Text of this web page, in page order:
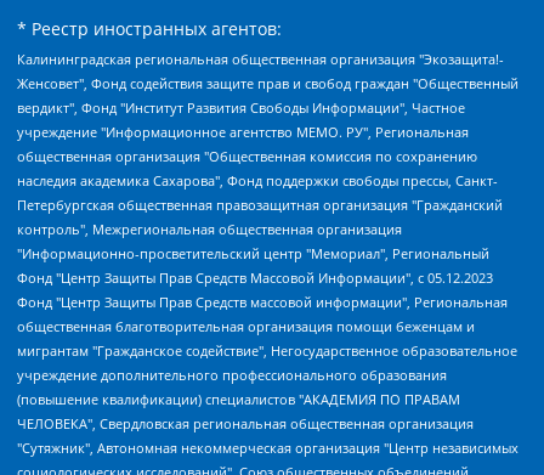
* Реестр иностранных агентов:
Калининградская региональная общественная организация "Экозащита!-Женсовет", Фонд содействия защите прав и свобод граждан "Общественный вердикт", Фонд "Институт Развития Свободы Информации", Частное учреждение "Информационное агентство МЕМО. РУ", Региональная общественная организация "Общественная комиссия по сохранению наследия академика Сахарова", Фонд поддержки свободы прессы, Санкт-Петербургская общественная правозащитная организация "Гражданский контроль", Межрегиональная общественная организация "Информационно-просветительский центр "Мемориал", Региональный Фонд "Центр Защиты Прав Средств Массовой Информации", с 05.12.2023 Фонд "Центр Защиты Прав Средств массовой информации", Региональная общественная благотворительная организация помощи беженцам и мигрантам "Гражданское содействие", Негосударственное образовательное учреждение дополнительного профессионального образования (повышение квалификации) специалистов "АКАДЕМИЯ ПО ПРАВАМ ЧЕЛОВЕКА", Свердловская региональная общественная организация "Сутяжник", Автономная некоммерческая организация "Центр независимых социологических исследований", Союз общественных объединений "Российский исследовательский центр по правам человека", Региональное общественное учреждение научно-информационный центр "МЕМОРИАЛ", Некоммерческая организация "Фонд защиты гласности", Автономная некоммерческая организация "Институт прав человека", Городская общественная организация "Екатеринбургское общество "МЕМОРИАЛ", Городская общественная организация "Рязанское историко-просветительское и правозащитное общество "Мемориал" (Рязанский Мемориал), Челябинский региональный орган общественной самодеятельности – женское общественное объединение "Женщины Евразии", Челябинский региональный орган общественной самодеятельности "Уральская правозащитная группа", Фонд содействия защите здоровья и социальной справедливости имени Андрея Рылькова, Автономная Некоммерческая Организация "Аналитический Центр Юрия Левады", Автономная некоммерческая организация социальной поддержки населения "Проект Апрель", Региональная общественная организация помощи женщинам и детям, находящимся в кризисной ситуации "Информационно-методический центр "Анна", Фонд содействия развитию массовых коммуникаций и правовому просвещению "Так-так-Так", Фонд содействия устойчивому развитию "Серебряная тайга", Свердловский региональный общественный фонд социальных проектов "Новое время", "Idel.Реалии", Кавказ.Реалии, Крым.Реалии, Телеканал Настоящее Время, Татаро-башкирская служба Радио Свобода (Azatliq Radiosi), Радио Свободная Европа/Радио Свобода (PCE/PC), "Сибирь.Реалии", "Фактограф", Благотворительный фонд помощи осужденным и их семьям, Автономная некоммерческая организация "Институт глобализации и социальных движений", Фонд "В защиту прав заключенных", Частное учреждение "Центр поддержки и содействия развитию средств массовой информации", Пензенский региональный общественный благотворительный фонд "Гражданский союз", "Север.Реалии", Некоммерческая организация Фонд "Правовая инициатива", Общество с ограниченной ответственностью "Радио Свободная Европа/Радио Свобода", Чешское информационное агентство "MEDIUM-ORIENT", Красноярская региональная общественная организация "Мы против СПИДа", Камалягин Денис Николаевич, Маркелов Сергей Евгеньевич, Пономарев Лев Александрович, Савицкая Людмила Алексеевна, Автономная некоммерческая организация "Центр по работе с проблемой насилия "НАСИЛИЮ.НЕТ", Межрегиональный профессиональный союз работников здравоохранения "Альянс врачей", Юридическое лицо, зарегистрированное в Латвийской Республике, SIA "Medusa Project" (регистрационный номер 40103797863, дата регистрации 10.06.2014), Некоммерческая организация "Фонд по борьбе с коррупцией", Автономная некоммерческая организация "Институт права и публичной политики", Баданин Роман Сергеевич, Гликин Максим Александрович, Железнова Мария Михайловна, Лукьянова Юлия Сергеевна, Маетная Елизавета Витальевна, Маняхин Петр Борисович, Чуракова Ольга Владимировна, Ярош Юлия Петровна, Юридическое лицо "The Insider SIA", зарегистрированное в Риге, Латвийская Республика (дата регистрации 26.06.2015), являющееся администратором доменного имени интернет-издания "The Insider SIA", https://theins.ru, Постернак Алексей Евгеньевич, Рубин Михаил Аркадьевич, Анин Роман Александрович, Юридическое лицо Istories fonds, зарегистрированное в Латвийской Республике (регистрационный номер 50008295751, дата регистрации 24.02.2020), Великовский Дмитрий Александрович, Долинина Ирина Николаевна, Мароховская Алеся Алексеевна, Шлейнов Роман Юрьевич, Шмагун Олеся Валентиновна, Общество с ограниченной ответственностью "Альтаир 2021", Общество с ограниченной ответственностью "Вега 2021", Общество с ограниченной ответственностью "Главный редактор 2021", Общество с ограниченной ответственностью "Ромашки монолит", Важенков Артем Валерьевич, Ивановская областная общественная организация "Центр гендерных исследований", Гурман Юрий Альбертович, Медиапроект "ОВД-Инфо", Егоров Владимир Владимирович, Жилинский Владимир Александрович, Общество с ограниченной ответственностью "ЗП", Иванова София Юрьевна, Карезина Инна Павловна, Кильтау Екатерина Викторовна, Петров Алексей Викторович, Пискунов Сергей Евгеньевич, Смирнов Сергей Сергеевич, Тихонов Михаил Сергеевич, Общество с ограниченной ответственностью "ЖУРНАЛИСТ-ИНОСТРАННЫЙ АГЕНТ", Арапова Галина Юрьевна, Вольтская Татьяна Анатольевна, Американская компания "Mason G.E.S. Anonymous Foundation" (США), являющаяся владельцем интернет-издания https://mnews.world/, Компания "Stichting Bellingcat", зарегистрированная в Нидерландах (дата регистрации 11.07.2018), Захаров Андрей Вячеславович, Клепиковская Екатерина Дмитриевна, Общество с ограниченной ответственностью "МЕМО", Перл Роман Александрович, Симонов Евгений Алексеевич, Соловьева Елена Анатольевна, Сотников Даниил Владимирович, Сурначева Елизавета Дмитриевна, Автономная некоммерческая организация по защите прав человека и информированию населения "Якутия – Наше Мнение", Общество с ограниченной ответственностью "Москоу диджитал медиа", с 26.01.2023 Общество с ограниченной ответственностью "Чайка Белые сады", Ветошкина Валерия Валерьевна, Заговора Максим Александрович, Межрегиональное общественное движение "Российская ЛГБТ - сеть", Оленичев Максим Владимирович, Павлов Иван Юрьевич, Скворцова Елена Сергеевна, Общество с ограниченной ответственностью "Как бы инагент", Кочетков Игорь Викторович, Общество с ограниченной ответственностью "Честные выборы", Еланчик Олег Александрович, Общество с ограниченной ответственностью "Нобелевский призыв", Гималова Регина Эмилевна, Григорьев Андрей Валерьевич, Григорьева Алина Александровна, Ассоциация по содействию защите прав призывников, альтернативнослужащих и военнослужащих "Правозащитная группа "Гражданин.Армия.Право", Хисамова Регина Фаритовна, Автономная некоммерческая организация по реализации социально-правовых программ "Лилит", Дальневосточное общественное движение "Маяк", Санкт-Петербургская ЛГБТ-инициативная группа "Выход", Инициативная группа ЛГБТ+ "Реверс", Алексеев Андрей Викторович, Бекбулатова Таисия Львовна, Беляев Иван Михайлович, Владыкина Елена Сергеевна, Гельман Марат Александрович, Никульшина Вероника Юрьевна, Толоконникова Надежда Андреевна, Шендерович Виктор Анатольевич, Общество с ограниченной ответственностью "Данное сообщение", Общество с ограниченной ответственностью Издательский дом "Новая глава", Айнбиндер Александра Александровна, Московский комьюнити-центр для ЛГБТ+инициатив, Благотворительный фонд развития филантропии, Deutsche Welle (Германия, Kurt-Schumacher-Strasse 3, 53113 Bonn), Борзунова Мария Михайловна, Воробьев Виктор Викторович, Голубева Анна Львовна, Константинова Алла Михайловна, Малкова Ирина Владимировна, Мурадов Мурад Абдулгалимович, Осетинская Елизавета Николаевна, Понасенков Евгений Николаевич, Ганапольский Матвей Юрьевич, Киселев Евгений Алексеевич, Борухович Ирина Григорьевна, Дремин Иван Тимофеевич, Дубровский Дмитрий Викторович, Красноярская региональная общественная организация поддержки и развития альтернативных образовательных технологий и межкультурных коммуникаций "ИНТЕРРА", Маяковская Екатерина Алексеевна, Фейгин Марк Захарович, Филимонов Андрей Викторович, Дзугкоева Регина Николаевна, Доброхотов Роман Александрович, Дудь Юрий Александрович, Елкин Сергей Владимирович, Кругликов Кирилл Игоревич, Сабунаева Мария Леонидовна, Семенов Алексей Владимирович, Шаинян Карен Багратович, Шульман Екатерина Михайловна, Асафьев Артур Валерьевич, Вахштайн Виктор Семенович, Венедиктов Алексей Алексеевич, Лушникова Екатерина Евгеньевна, Волков Леонид Михайлович, Невзоров Александр Глебович, Пархоменко Сергей Борисович, Сироткин Ярослав Николаевич, Кара-Мурза Владимир Владимирович, Баранова Наталья Владимировна, Гозман Леонид Яковлевич, Кагарлицкий Борис Юльевич, Климарев Михаил Валерьевич, Милов Владимир Станиславович, Автономная некоммерческая организация Краснодарский центр современного искусства "Типография", Моргенштерн Алишер Тагирович, Соболь Любовь Эдуардовна, Общество с ограниченной ответственностью "ЛИЗА НОРМ", Каспаров Гарри Кимович, Ходорковский Михаил Борисович, Общество с ограниченной ответственностью "Апрельские тезисы", Данилович Ирина Брониславовна, Кашин Олег Владимирович, Петров Николай Владимирович, Пивоваров Алексей Владимирович, Соколов Михаил Владимирович, Цветкова Юлия Владимировна, Чичваркин Евгений Александрович, Комитет против пыток/Команда против пыток, Общество с ограниченной ответственностью "Первый научный", Общество с ограниченной ответственностью "Вертолет и ко", Белоцерковская Вероника Борисовна, Кац Максим Евгеньевич, Лазарева Татьяна Юрьевна, Шаведдинов Руслан Табризович, Яшин Илья Валерьевич, Общество с ограниченной ответственностью "Иноагент ААВ", Алешковский Дмитрий Петрович, Альбац Евгения Марковна, Быков Дмитрий Львович, Галямина Юлия Евгеньевна, Лойко Сергей Леонидович, Мартынов Кирилл Константинович, Медведев Сергей Александрович, Крашенинников Федор Геннадиевич, Гордеева Катерина Вл